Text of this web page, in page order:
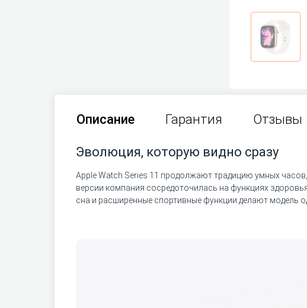
Описание Гарантия Отзывы
Эволюция, которую видно сразу
Apple Watch Series 11 продолжают традицию умных
версии компания сосредоточилась на функциях
сна и расширенные спортивные функции делают модель